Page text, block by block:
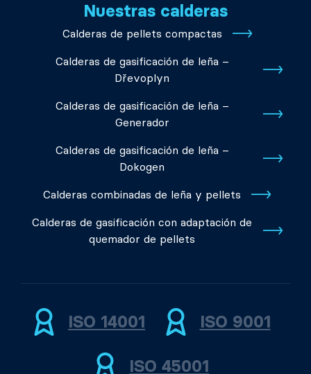
Nuestras calderas
Calderas de pellets compactas
Calderas de gasificación de leña –
Dřevoplyn
Calderas de gasificación de leña –
Generador
Calderas de gasificación de leña –
Dokogen
Calderas combinadas de leña y pellets
Calderas de gasificación con adaptación de
quemador de pellets
ISO 14001 ISO 9001
ISO 45001